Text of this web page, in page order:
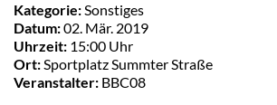
Kategorie:Sonstiges
Datum:02. Mär. 2019
Uhrzeit: 15:00 Uhr
Ort:Sportplatz Summter Straße
Veranstalter: BBC08